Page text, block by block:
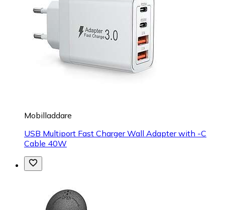
Mobilladdare
USB Multiport Fast Charger Wall Adapter with -C
Cable 40W